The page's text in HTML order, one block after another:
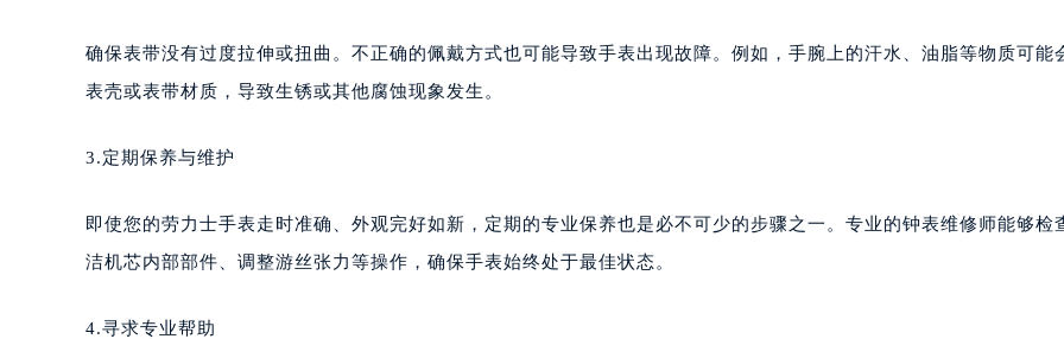
确保表带没有过度拉伸或扭曲。不正确的佩戴方式也可能导致手表出现故障。例如，手腕上的汗水、油脂等物质可能
表壳或表带材质，导致生锈或其他腐蚀现象发生。
3.定期保养与维护
即使您的劳力士手表走时准确、外观完好如新，定期的专业保养也是必不可少的步骤之一。专业的钟表维修师能够检
洁机芯内部部件、调整游丝张力等操作，确保手表始终处于最佳状态。
4.寻求专业帮助